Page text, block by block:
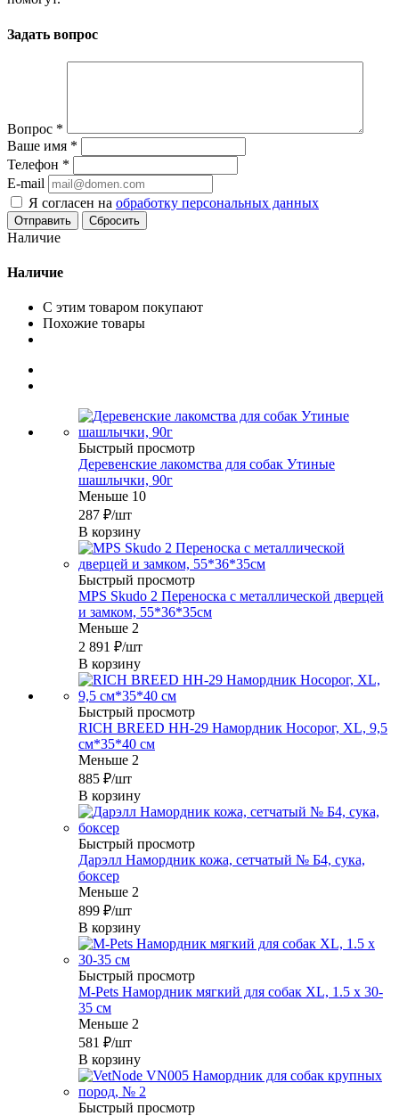
Задать вопрос
Вопрос *
Ваше имя *
Телефон *
E-mail
Я согласен на обработку персональных данных
Сбросить
Наличие
Наличие
С этим товаром покупают
Похожие товары
Быстрый просмотр
Деревенские лакомства для собак Утиные
шашлычки, 90г
Меньше 10
287 ₽/шт
В корзину
Быстрый просмотр
MPS Skudo 2 Переноска с металлической дверцей
и замком, 55*36*35см
Меньше 2
2 891 ₽/шт
В корзину
Быстрый просмотр
RICH BREED НН-29 Намордник Носорог, XL, 9,5
см*35*40 см
Меньше 2
885 ₽/шт
В корзину
Быстрый просмотр
Дарэлл Намордник кожа, сетчатый № Б4, сука,
боксер
Меньше 2
899 ₽/шт
В корзину
Быстрый просмотр
M-Pets Намордник мягкий для собак XL, 1.5 x 30-
35 см
Меньше 2
581 ₽/шт
В корзину
Быстрый просмотр